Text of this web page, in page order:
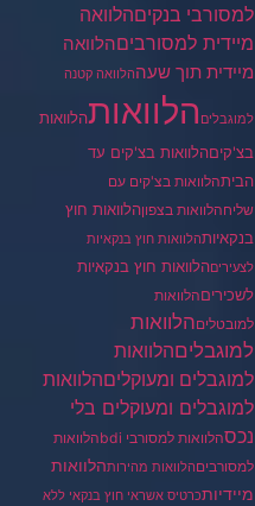
למסורבי בנקיםהלוואה
מיידית למסורביםהלוואה
מיידית תוך שעההלוואה קטנה
למוגבלים הלוואותהלוואות
בצ'קיםהלוואות בצ'קים עד
הביתהלוואות בצ'קים עם
שליחהלוואות בצפוןהלוואות חוץ
בנקאיותהלוואות חוץ בנקאיות
לצעיריםהלוואות חוץ בנקאיות
לשכיריםהלוואות
למובטליםהלוואות
למוגבליםהלוואות
למוגבלים ומעוקליםהלוואות
למוגבלים ומעוקלים בלי
נכסהלוואות למסורבי bdi
הלוואות
למסורביםהלוואות מהירותהלוואות
מיידיותכרטיס אשראי חוץ בנקאי ללא